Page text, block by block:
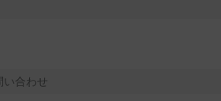
い合わせ